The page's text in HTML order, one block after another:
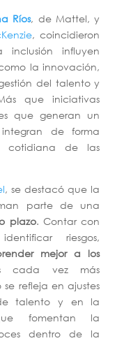
Ríos, de Mattel, y
, coincidieron
influyen
la innovación,
del talento y
que iniciativas
que generan un
de forma
cotidiana de las
, se destacó que la
parte de una
plazo. Contar con
riesgos,
mejor a los
cada vez más
refleja en ajustes
talento y en la
fomentan la
dentro de la